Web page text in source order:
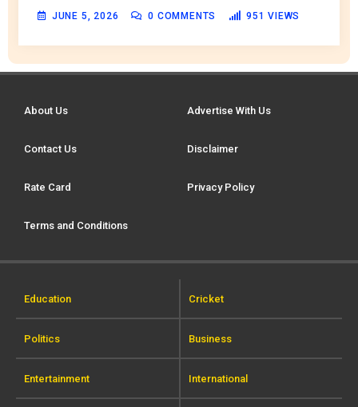
JUNE 5, 2026 0 COMMENTS 951 VIEWS
About Us Advertise With Us
Contact Us Disclaimer
Rate Card Privacy Policy
Terms and Conditions
Education Cricket
Politics Business
Entertainment International